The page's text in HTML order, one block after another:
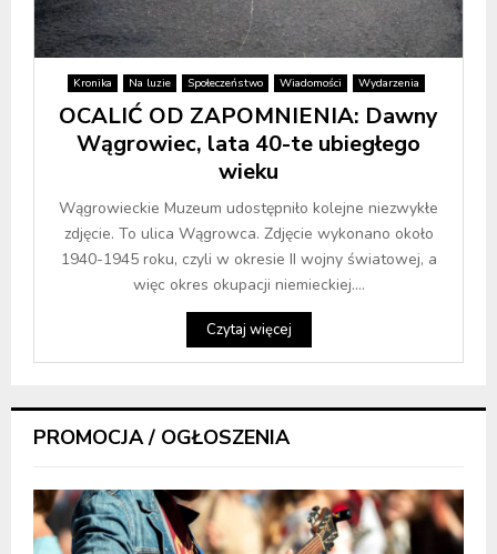
Kronika Na luzie Społeczeństwo Wiadomości Wydarzenia
OCALIĆ OD ZAPOMNIENIA: Dawny
Wągrowiec, lata 40-te ubiegłego
wieku
Wągrowieckie Muzeum udostępniło kolejne niezwykłe
zdjęcie. To ulica Wągrowca. Zdjęcie wykonano około
1940-1945 roku, czyli w okresie II wojny światowej, a
więc okres okupacji niemieckiej....
Czytaj więcej
PROMOCJA / OGŁOSZENIA